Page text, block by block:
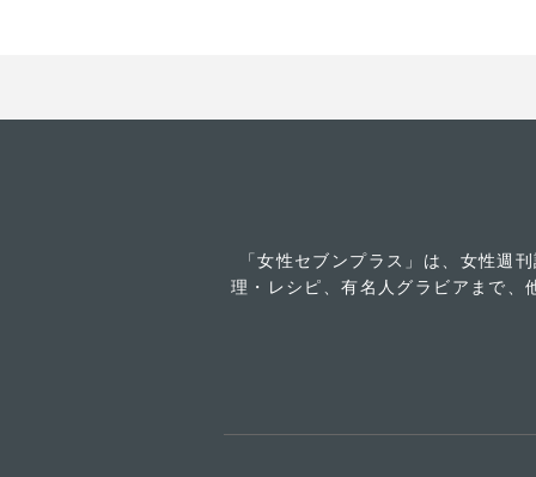
「女性セブンプラス」は、女性週
理・レシピ、有名人グラビアまで